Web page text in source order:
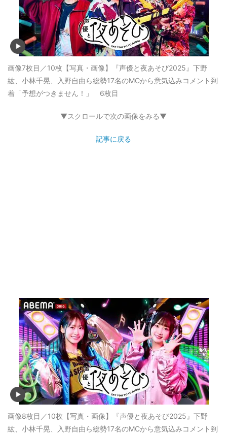
画像7枚目／10枚 【写真・画像】『声優と夜あそび2025』下野
紘、小林千晃、入野自由ら総勢17名のMCから意気込みコメント到
着「予想がつきません！」 6枚目
▼スクロールで次の画像をみる▼
記事に戻る
画像8枚目／10枚 【写真・画像】『声優と夜あそび2025』下野
紘、小林千晃、入野自由ら総勢17名のMCから意気込みコメント到